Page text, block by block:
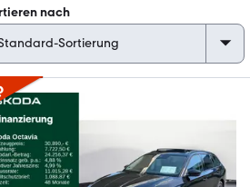
nach